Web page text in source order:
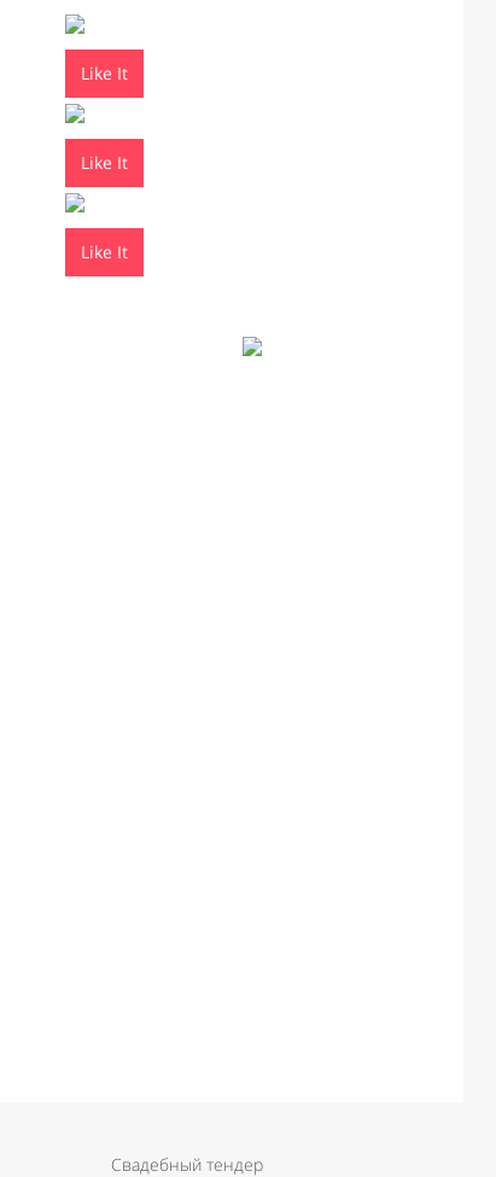
Like It
Like It
Like It
Свадебный тендер